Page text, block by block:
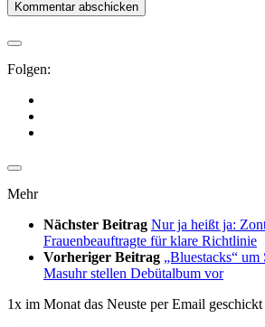
Folgen:
Mehr
Nächster Beitrag Nur ja heißt ja:
Frauenbeauftragte für klare Richtlinie
Vorheriger Beitrag „Bluestacks“ um
Masuhr stellen Debütalbum vor
1x im Monat das Neuste per Email